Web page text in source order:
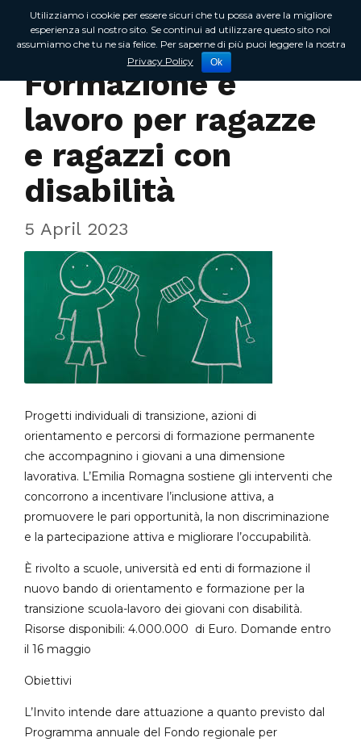
In Regione
Formazione e
lavoro per ragazze
e ragazzi con
disabilità
5 April 2023
Progetti individuali di transizione, azioni di
orientamento e percorsi di formazione permanente
che accompagnino i giovani a una dimensione
lavorativa. L’Emilia Romagna sostiene gli interventi che
concorrono a incentivare l’inclusione attiva, a
promuovere le pari opportunità, la non discriminazione
e la partecipazione attiva e migliorare l’occupabilità.
È rivolto a scuole, università ed enti di formazione il
nuovo bando di orientamento e formazione per la
transizione scuola-lavoro dei giovani con disabilità.
Risorse disponibili: 4.000.000 di Euro. Domande entro
il 16 maggio
Obiettivi
L’Invito intende dare attuazione a quanto previsto dal
Programma annuale del Fondo regionale per
Utilizziamo i cookie per essere sicuri che tu possa avere la migliore
esperienza sul nostro sito. Se continui ad utilizzare questo sito noi
assumiamo che tu ne sia felice. Per saperne di più puoi leggere la nostra
Privacy Policy
Ok